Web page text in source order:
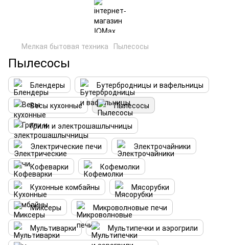
Мелкая бытовая техника Пылесосы
Пылесосы
Блендеры
Бутербродницы и вафельницы
Весы кухонные
Пылесосы
Грили и электрошашлычницы
Электрические печи
Электрочайники
Кофеварки
Кофемолки
Кухонные комбайны
Мясорубки
Миксеры
Микроволновые печи
Мультиварки
Мультипечки и аэрогрили